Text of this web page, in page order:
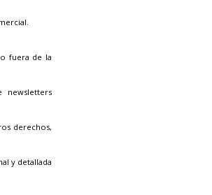
fuera de la
newsletters
derechos,
y detallada